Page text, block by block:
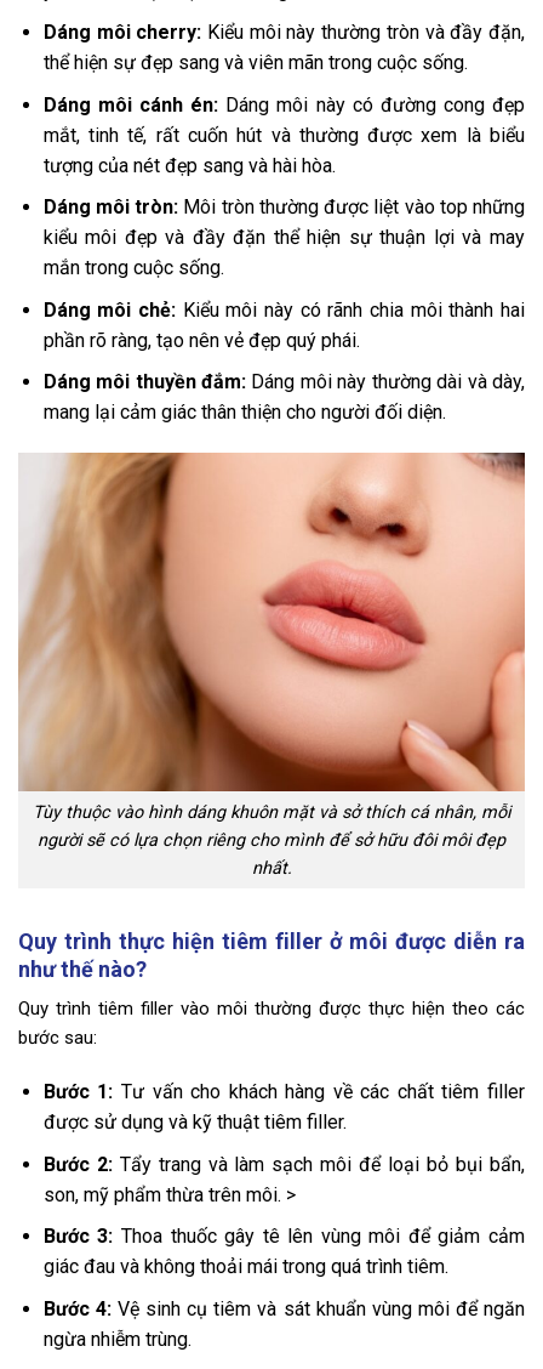
Dáng môi cherry: Kiểu môi này thường tròn và đầy đặn,
thể hiện sự đẹp sang và viên mãn trong cuộc sống.
Dáng môi cánh én: Dáng môi này có đường cong đẹp
mắt, tinh tế, rất cuốn hút và thường được xem là biểu
tượng của nét đẹp sang và hài hòa.
Dáng môi tròn: Môi tròn thường được liệt vào top những
kiểu môi đẹp và đầy đặn thể hiện sự thuận lợi và may
mắn trong cuộc sống.
Dáng môi chẻ: Kiểu môi này có rãnh chia môi thành hai
phần rõ ràng, tạo nên vẻ đẹp quý phái.
Dáng môi thuyền đắm: Dáng môi này thường dài và dày,
mang lại cảm giác thân thiện cho người đối diện.
Tùy thuộc vào hình dáng khuôn mặt và sở thích cá nhân, mỗi
người sẽ có lựa chọn riêng cho mình để sở hữu đôi môi đẹp
nhất.
Quy trình thực hiện tiêm filler ở môi được diễn ra
như thế nào?
Quy trình tiêm filler vào môi thường được thực hiện theo các
bước sau:
Bước 1: Tư vấn cho khách hàng về các chất tiêm filler
được sử dụng và kỹ thuật tiêm filler.
Bước 2:Tẩy trang và làm sạch môi để loại bỏ bụi bẩn,
son, mỹ phẩm thừa trên môi. >
Bước 3: Thoa thuốc gây tê lên vùng môi để giảm cảm
giác đau và không thoải mái trong quá trình tiêm.
Bước 4:Vệ sinh cụ tiêm và sát khuẩn vùng môi để ngăn
ngừa nhiễm trùng.